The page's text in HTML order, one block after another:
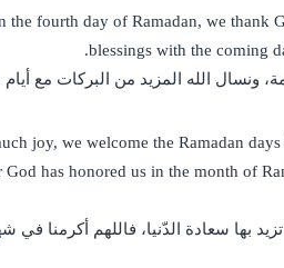
the fourth day of Ramadan, we thank
blessings with the coming
ونسال الله المزيد من البركات مع
joy, we welcome the Ramadan
God has honored us in the month of
بها سعادة الدّنيا، فاللهم أكرمنا في